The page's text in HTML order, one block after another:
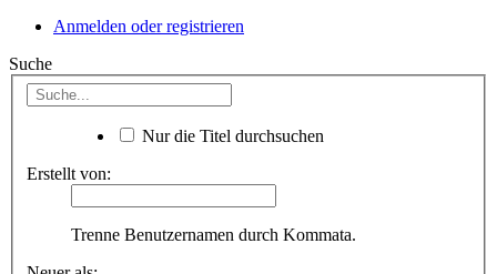
Anmelden oder registrieren
Suche
Nur die Titel durchsuchen
Erstellt von:
Trenne Benutzernamen durch Kommata.